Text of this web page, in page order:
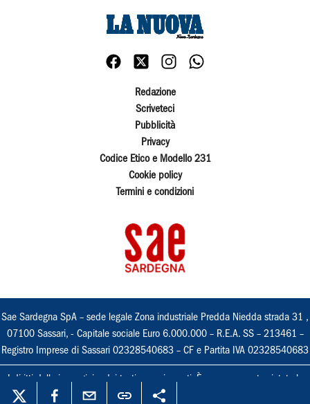
Redazione
Scriveteci
Pubblicità
Privacy
Codice Etico e Modello 231
Cookie policy
Termini e condizioni
Sae Sardegna SpA – sede legale Zona industriale Predda Niedda strada 31 ,
07100 Sassari, - Capitale sociale Euro 6.000.000 – R.E.A. SS – 213461 –
Registro Imprese di Sassari 02328540683 – CF e Partita IVA 02328540683
I diritti delle immagini e dei testi sono riservati. È espressamente vietata la
loro riproduzione con qualsiasi mezzo e l'adattamento totale o parziale.